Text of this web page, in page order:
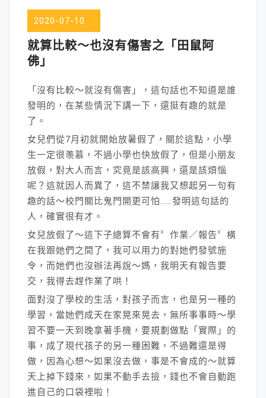
2020-07-10
就算比較～也沒有傷害之「田鼠阿
佛」
「沒有比較～就沒有傷害」，這句話也不知道是誰
發明的，在某些情況下講一下，還挺有趣的就是
了。
女兒們從7月初就開始放暑假了，關於這點，小學
生一定很羡慕，不過小學也快放假了，但是小朋友
放假，對大人而言，究竟是該高興，還是該煩惱
呢？這就因人而異了，這不禁讓我又想起另一句有
趣的話～校門關比鬼門開更可怕……發明這句話的
人，確實很有才。
女兒放假了～這下子總算不會有〞作業／報告〞橫
在我跟她們之間了，我可以用力的對她們發號施
令，而她們也沒辦法再說～媽，我明天有報告要
交，我得去趕作業了哄！
面對沒了學校的生活，對孩子而言，也是另一種的
學習，當她們成天在家晃來晃去，無所事事時～學
習不要一天到晚拿著手機，要規劃做點「實際」的
事，成了現代孩子的另一種困難，不過難還是得
做，因為心想～如果沒去做，事是不會成的～就算
天上掉下錢來，如果不動手去撿，錢也不會自動跑
進自己的口袋裡啦！